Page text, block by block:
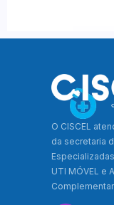
O CISCEL
da secretaria
UTI MÓVEL e